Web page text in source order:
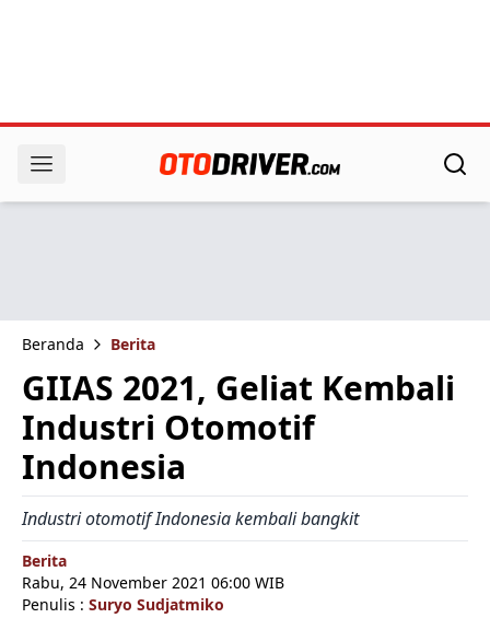
Beranda Berita
GIIAS 2021, Geliat Kembali
Industri Otomotif
Indonesia
Industri otomotif Indonesia kembali bangkit
Berita
Rabu, 24 November 2021 06:00 WIB
Penulis : Suryo Sudjatmiko